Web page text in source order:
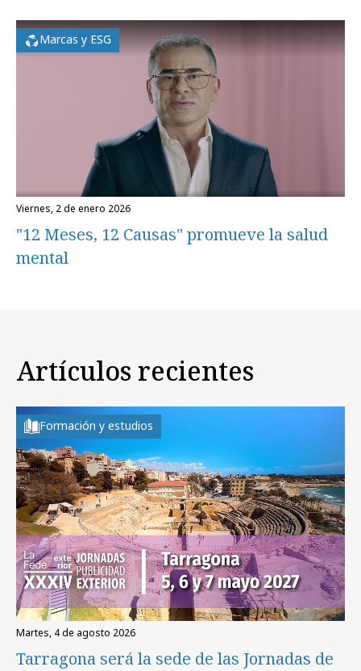
Marcas y ESG
viernes, 2 de enero 2026
"12 Meses, 12 Causas" promueve la salud
mental
Artículos recientes
Formación y estudios
martes, 4 de agosto 2026
Tarragona será la sede de las Jornadas de